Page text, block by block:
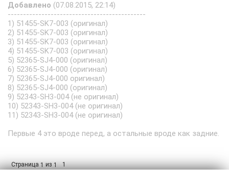
Добавлено (07.08.2015, 22:14)
---------------------------------------------
1) 51455-SK7-003 (оригинал)
2) 51455-SK7-003 (оригинал)
3) 51455-SK7-003 (оригинал)
4) 51455-SK7-003 (оригинал)
5) 52365-SJ4-000 (оригинал)
6) 52365-SJ4-000 (оригинал)
7) 52365-SJ4-000 оригинал)
8) 52365-SJ4-000 (оригинал)
9) 52343-SH3-004 (не оригинал)
10) 52343-SH3-004 (не оригинал)
11) 52343-SH3-004 (не оригинал)
Первые 4 это вроде перед, а остальные вроде как задние.
Страница1из1 1